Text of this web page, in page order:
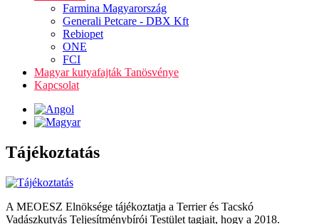
Farmina Magyarország
Generali Petcare - DBX Kft
Rebiopet
ONE
FCI
Magyar kutyafajták Tanösvénye
Kapcsolat
Tájékoztatás
A MEOESZ Elnöksége tájékoztatja a Terrier és Tacskó
Vadászkutyás Teljesítménybírói Testület tagjait, hogy a 2018.